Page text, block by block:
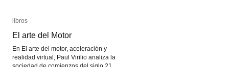
libros
El arte del Motor
En El arte del motor, aceleración y
realidad virtual, Paul Virilio analiza la
libros
El arte del Motor